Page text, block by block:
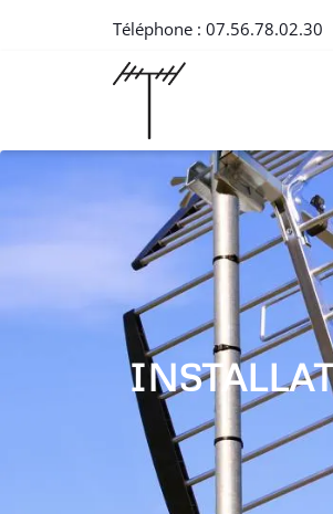
Téléphone : 07.56.78.02.30